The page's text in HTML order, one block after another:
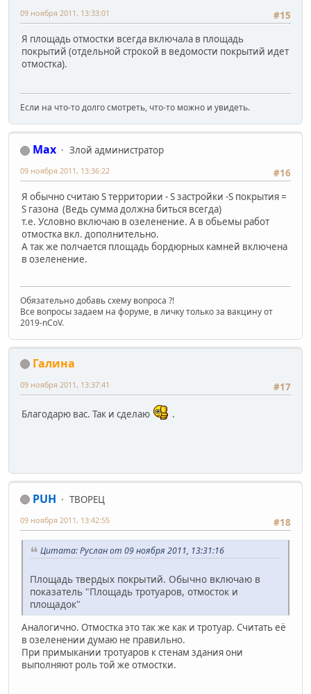
#15
09 ноября 2011, 13:33:01
Я площадь отмостки всегда включала в площадь
покрытий (отдельной строкой в ведомости покрытий идет
отмостка).
Если на что-то долго смотреть, что-то можно и увидеть.
Max
Злой администратор
#16
09 ноября 2011, 13:36:22
Я обычно считаю S территории - S застройки -S покрытия =
S газона (Ведь сумма должна биться всегда)
т.е. Условно включаю в озеленение. А в обьемы работ
отмостка вкл. дополнительно.
А так же полчается площадь бордюрных камней включена
в озеленение.
Обязательно добавь схему вопроса ?!
Все вопросы задаем на форуме, в личку только за вакцину от
2019-nCoV.
Галинa
#17
09 ноября 2011, 13:37:41
Благодарю вас. Так и сделаю .
PUH
ТВОРЕЦ
#18
09 ноября 2011, 13:42:55
Цитата: Руслан от 09 ноября 2011, 13:31:16
Площадь твердых покрытий. Обычно включаю в
показатель "Площадь тротуаров, отмосток и
площадок"
Аналогично. Отмостка это так же как и тротуар. Считать её
в озеленении думаю не правильно.
При примыкании тротуаров к стенам здания они
выполняют роль той же отмостки.